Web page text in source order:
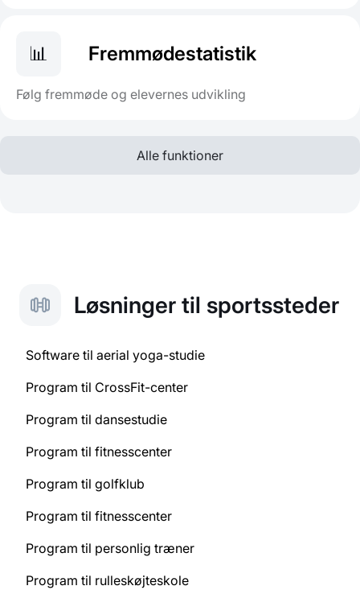
📊 Fremmødestatistik
Følg fremmøde og elevernes udvikling
Alle funktioner
Løsninger til sportssteder
Software til aerial yoga-studie
Program til CrossFit-center
Program til dansestudie
Program til fitnesscenter
Program til golfklub
Program til fitnesscenter
Program til personlig træner
Program til rulleskøjteskole